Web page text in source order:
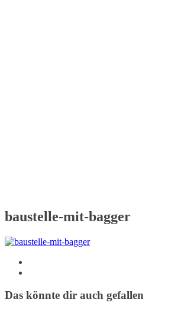
baustelle-mit-bagger
Das könnte dir auch gefallen